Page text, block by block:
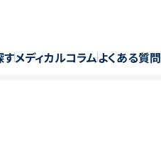
すメディカルコラムよくある質問